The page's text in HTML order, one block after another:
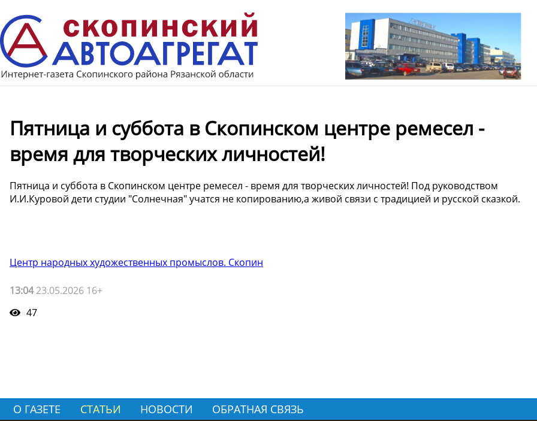
Пятница и суббота в Скопинском центре ремесел -
время для творческих личностей!
Пятница и суббота в Скопинском центре ремесел - время для творческих личностей! Под руководством
И.И.Куровой дети студии "Солнечная" учатся не копированию,а живой связи с традицией и русской сказкой.
Центр народных художественных промыслов. Скопин
13:0423.05.2026 16+
47
О ГАЗЕТЕ СТАТЬИ НОВОСТИ ОБРАТНАЯ СВЯЗЬ